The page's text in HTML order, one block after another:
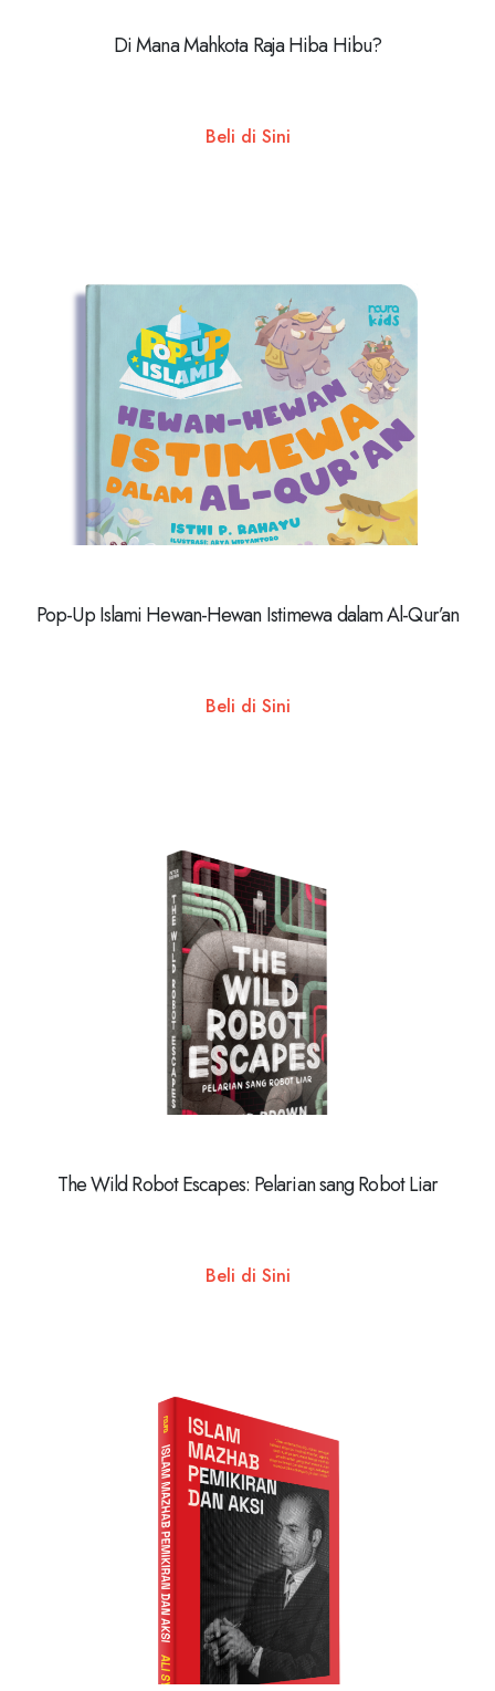
Di Mana Mahkota Raja Hiba Hibu?
Beli di Sini
Pop-Up Islami Hewan-Hewan Istimewa dalam Al-Qur’an
Beli di Sini
The Wild Robot Escapes: Pelarian sang Robot Liar
Beli di Sini